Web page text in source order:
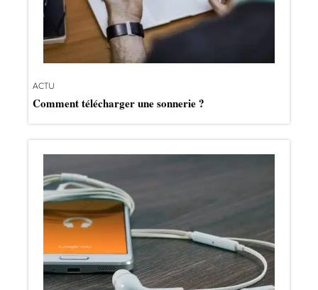
ACTU
Comment télécharger une sonnerie ?